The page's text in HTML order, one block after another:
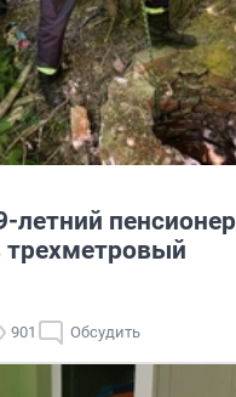
летний пенсионер
трехметровый
901 Обсудить